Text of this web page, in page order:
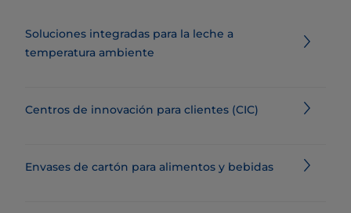
Soluciones integradas para la leche a
temperatura ambiente
Centros de innovación para clientes (CIC)
Envases de cartón para alimentos y bebidas